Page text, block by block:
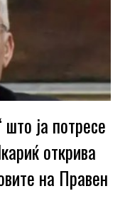
ја потресе
открива
на Правен